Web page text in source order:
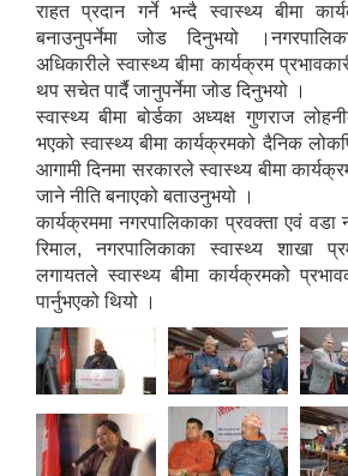
राहत प्रदान गर्ने भन्दै स्वास्थ्य बीमा
बनाउनुपर्नेमा जोड दिनुभयो
अधिकारीले स्वास्थ्य बीमा कार्यक्रम
थप सचेत पार्दै जानुपर्नेमा जोड दिनुभयो ।
स्वास्थ्य बीमा बोर्डका अध्यक्ष गुणराज
भएको स्वास्थ्य बीमा कार्यक्रमको दैनिक
आगामी दिनमा सरकारले स्वास्थ्य बीमा
जाने नीति बनाएको बताउनुभयो ।
कार्यक्रममा नगरपालिकाका प्रवक्ता एवं
रिमाल, नगरपालिकाका स्वास्थ्य शाखा
लगायतले स्वास्थ्य बीमा कार्यक्रमको
पार्नुभएको थियो ।